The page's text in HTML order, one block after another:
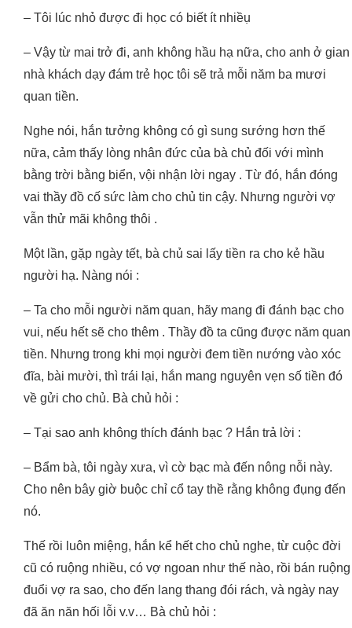
– Tôi lúc nhỏ được đi học có biết ít nhiềụ
– Vậy từ mai trở đi, anh không hầu hạ nữa, cho anh ở gian
nhà khách dạy đám trẻ học tôi sẽ trả mỗi năm ba mươi
quan tiền.
Nghe nói, hắn tưởng không có gì sung sướng hơn thế
nữa, cảm thấy lòng nhân đức của bà chủ đối với mình
bằng trời bằng biển, vội nhận lời ngay . Từ đó, hắn đóng
vai thầy đồ cố sức làm cho chủ tin cậy. Nhưng người vợ
vẫn thử mãi không thôi .
Một lần, gặp ngày tết, bà chủ sai lấy tiền ra cho kẻ hầu
người hạ. Nàng nói :
– Ta cho mỗi người năm quan, hãy mang đi đánh bạc cho
vui, nếu hết sẽ cho thêm . Thầy đồ ta cũng được năm quan
tiền. Nhưng trong khi mọi người đem tiền nướng vào xóc
đĩa, bài mười, thì trái lại, hắn mang nguyên vẹn số tiền đó
về gửi cho chủ. Bà chủ hỏi :
– Tại sao anh không thích đánh bạc ? Hắn trả lời :
– Bẩm bà, tôi ngày xưa, vì cờ bạc mà đến nông nỗi này.
Cho nên bây giờ buộc chỉ cổ tay thề rằng không đụng đến
nó.
Thế rồi luôn miệng, hắn kể hết cho chủ nghe, từ cuộc đời
cũ có ruộng nhiều, có vợ ngoan như thế nào, rồi bán ruộng
đuổi vợ ra sao, cho đến lang thang đói rách, và ngày nay
đã ăn năn hối lỗi v.v… Bà chủ hỏi :